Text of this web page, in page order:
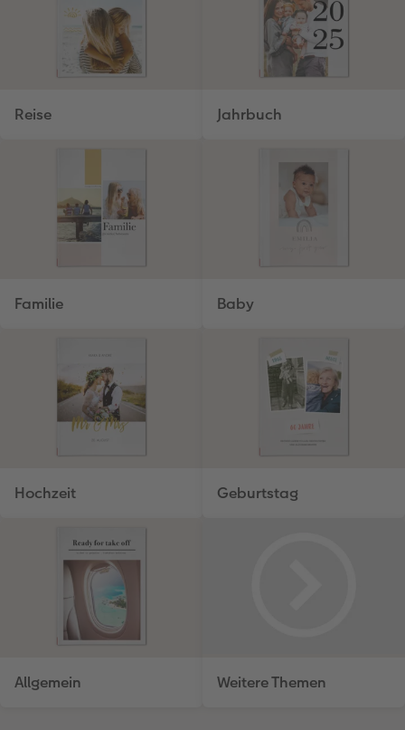
Reise Jahrbuch
Familie Baby
Hochzeit Geburtstag
Allgemein Weitere Themen